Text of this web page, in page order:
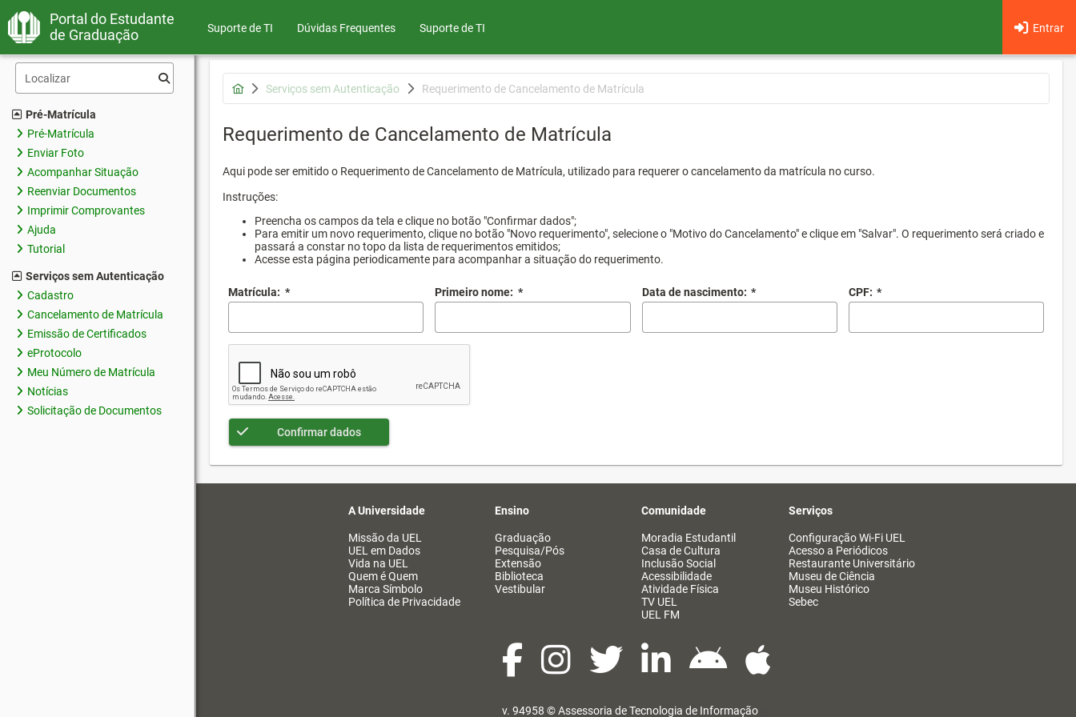
Portal do Estudante
de Graduação
Suporte de TI Dúvidas Frequentes Entrar
Suporte de TI
Pré-Matrícula
Pré-Matrícula
Enviar Foto
Acompanhar Situação
Reenviar Documentos
Imprimir Comprovantes
Ajuda
Tutorial
Serviços sem Autenticação
Cadastro
Cancelamento de Matrícula
Emissão de Certificados
eProtocolo
Meu Número de Matrícula
Notícias
Solicitação de Documentos
Serviços sem Autenticação Requerimento de Cancelamento de Matrícula
Requerimento de Cancelamento de Matrícula
Aqui pode ser emitido o Requerimento de Cancelamento de Matrícula, utilizado para requerer o cancelamento da matrícula no curso.
Instruções:
Preencha os campos da tela e clique no botão "Confirmar dados";
Para emitir um novo requerimento, clique no botão "Novo requerimento", selecione o "Motivo do Cancelamento" e clique em "Salvar". O requerimento será criado e
passará a constar no topo da lista de requerimentos emitidos;
Acesse esta página periodicamente para acompanhar a situação do requerimento.
Matrícula: * Primeiro nome: * Data de nascimento: * CPF: *
Confirmar dados
A Universidade
Missão da UEL
UEL em Dados
Vida na UEL
Quem é Quem
Marca Símbolo
Política de Privacidade
Ensino
Graduação
Pesquisa/Pós
Extensão
Biblioteca
Vestibular
Comunidade
Moradia Estudantil
Casa de Cultura
Inclusão Social
Acessibilidade
Atividade Física
TV UEL
UEL FM
Serviços
Configuração Wi-Fi UEL
Acesso a Periódicos
Restaurante Universitário
Museu de Ciência
Museu Histórico
Sebec
v. 94958 ©Assessoria de Tecnologia de Informação